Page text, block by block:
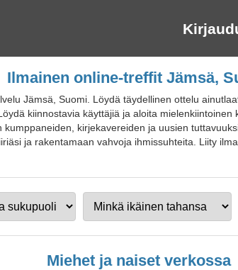
Ilmainen online-treffit Jämsä,
Jämsä, Suomi. Löydä täydellinen ottelu
kiinnostavia käyttäjiä ja aloita
kirjekavereiden ja uusien
ja rakentamaan vahvoja ihmissuhteita. Liity
Miehet ja naiset verkossa